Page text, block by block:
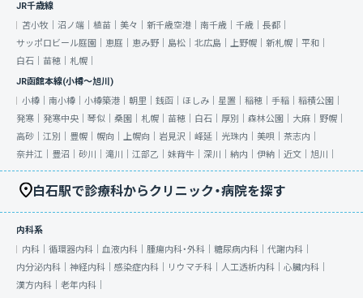
JR千歳線
苫小牧｜ 沼ノ端｜ 植苗｜ 美々｜ 新千歳空港｜ 南千歳｜ 千歳｜ 長都｜
サッポロビール庭園｜ 恵庭｜ 恵み野｜ 島松｜ 北広島｜ 上野幌｜ 新札幌｜ 平和｜
白石｜ 苗穂｜ 札幌｜
JR函館本線(小樽～旭川)
小樽｜ 南小樽｜ 小樽築港｜ 朝里｜ 銭函｜ ほしみ｜ 星置｜ 稲穂｜ 手稲｜ 稲積公園｜
発寒｜ 発寒中央｜ 琴似｜ 桑園｜ 札幌｜ 苗穂｜ 白石｜ 厚別｜ 森林公園｜ 大麻｜ 野幌｜
高砂｜ 江別｜ 豊幌｜ 幌向｜ 上幌向｜ 岩見沢｜ 峰延｜ 光珠内｜ 美唄｜ 茶志内｜
奈井江｜ 豊沼｜ 砂川｜ 滝川｜ 江部乙｜ 妹背牛｜ 深川｜ 納内｜ 伊納｜ 近文｜ 旭川｜
白石駅で診療科からクリニック・病院を探す
内科系
内科｜ 循環器内科｜ 血液内科｜ 腫瘍内科・外科｜ 糖尿病内科｜ 代謝内科｜
内分泌内科｜ 神経内科｜ 感染症内科｜ リウマチ科｜ 人工透析内科｜ 心臓内科｜
漢方内科｜ 老年内科｜